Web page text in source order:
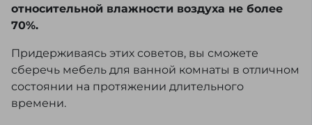
относительной влажности воздуха не более
70%.
Придерживаясь этих советов, вы сможете
сберечь мебель для ванной комнаты в отличном
состоянии на протяжении длительного
времени.